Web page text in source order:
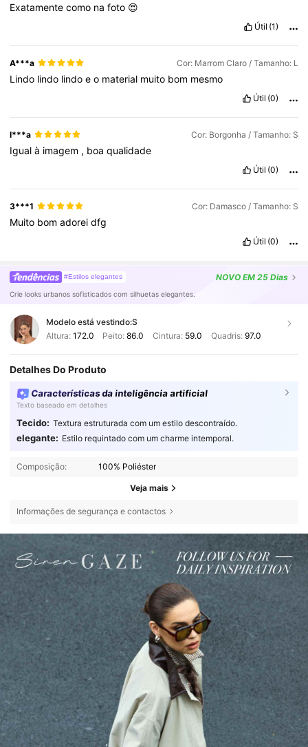
Exatamentecomo nafoto 😍
Útil (1)
A***a Cor: Marrom Claro / Tamanho: L
Lindo lindo lindoeo material muito bom mesmo
Útil (0)
l***a Cor: Borgonha / Tamanho: S
Igualà imagem , boaqualidade
Útil (0)
3***1 Cor: Damasco / Tamanho: S
Muito bomadoreidfg
Útil (0)
#Estilos elegantes NOVO EM 25 Dias
Crie looks urbanos sofisticados com silhuetas elegantes.
Modelo está vestindo:S
Altura: 172.0 Peito:86.0 Cintura: 59.0 Quadris: 97.0
Detalhes Do Produto
Características da inteligência artificial
Texto baseado em detalhes
Tecido: Textura estruturada com um estilo descontraído.
elegante: Estilo requintado com um charme intemporal.
Composição: 100% Poliéster
Veja mais
Informações de segurança e contactos